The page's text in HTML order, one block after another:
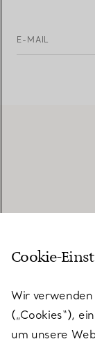
E-MAIL
KUNDENSERVICE
SERVICES
Cookie-
Wir verwenden
(„Cookies“),
um unsere